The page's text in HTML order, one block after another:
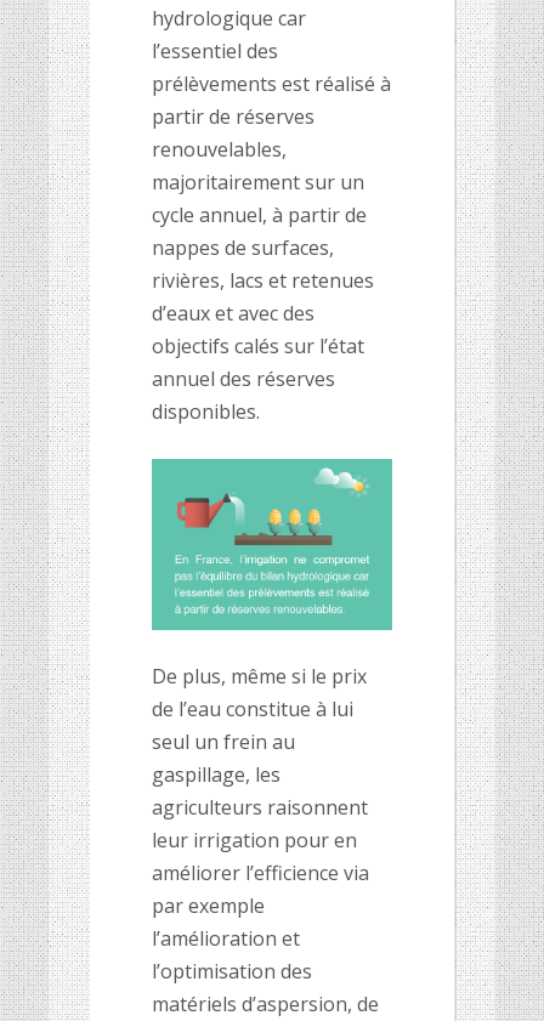
hydrologique car
l’essentiel des
prélèvements est réalisé à
partir de réserves
renouvelables,
majoritairement sur un
cycle annuel, à partir de
nappes de surfaces,
rivières, lacs et retenues
d’eaux et avec des
objectifs calés sur l’état
annuel des réserves
disponibles.
De plus, même si le prix
de l’eau constitue à lui
seul un frein au
gaspillage, les
agriculteurs raisonnent
leur irrigation pour en
améliorer l’efficience via
par exemple
l’amélioration et
l’optimisation des
matériels d’aspersion, de